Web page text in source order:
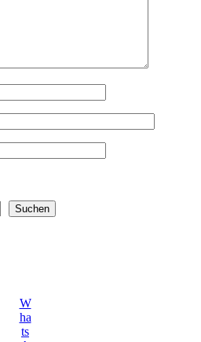
Suchen
W
ha
ts